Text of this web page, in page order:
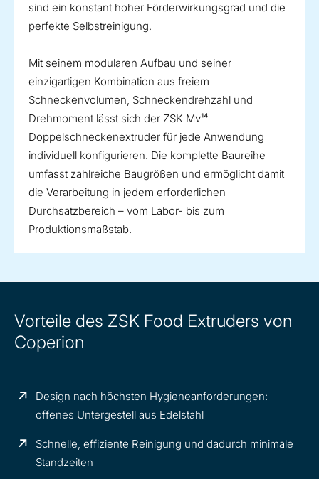
sind ein konstant hoher Förderwirkungsgrad und die
perfekte Selbstreinigung.
Mit seinem modularen Aufbau und seiner
einzigartigen Kombination aus freiem
Schneckenvolumen, Schneckendrehzahl und
Drehmoment lässt sich der ZSK Mv¹⁴
Doppelschneckenextruder für jede Anwendung
individuell konfigurieren. Die komplette Baureihe
umfasst zahlreiche Baugrößen und ermöglicht damit
die Verarbeitung in jedem erforderlichen
Durchsatzbereich – vom Labor- bis zum
Produktionsmaßstab.
Vorteile des ZSK Food Extruders von
Coperion
Design nach höchsten Hygieneanforderungen:
offenes Untergestell aus Edelstahl
Schnelle, effiziente Reinigung und dadurch minimale
Standzeiten